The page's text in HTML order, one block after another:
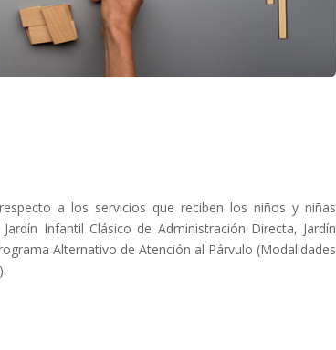
a los servicios que reciben los niños y niñas
Infantil Clásico de Administración Directa, Jardín
Alternativo de Atención al Párvulo (Modalidades